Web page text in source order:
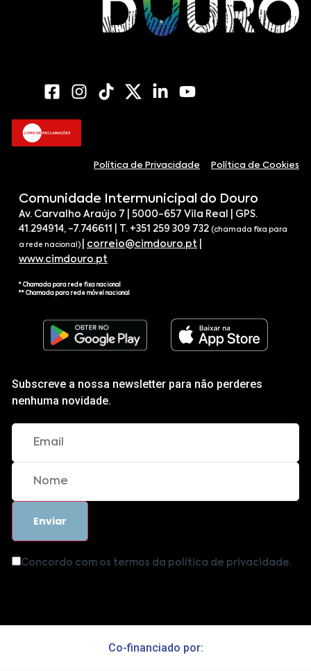
Política de Privacidade Política de Cookies
Comunidade Intermunicipal do Douro
Av. Carvalho Araújo 7 | 5000-657 Vila Real | GPS.
41.294914, -7.746611 | T. +351 259 309 732 (chamada fixa para
a rede nacional) correio@cimdouro.pt
www.cimdouro.pt
* Chamada para rede fixa nacional
** Chamada para rede móvel nacional
Subscreve a nossa newsletter para não perderes
nenhuma novidade.
Concordo com os termos da política de privacidade.
Co-financiado por: